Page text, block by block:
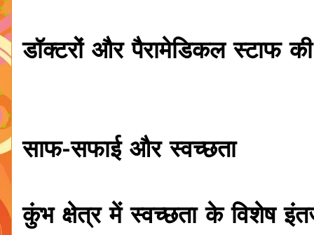
डॉक्टरों और पैरामेडिकल स्टाफ
साफ-सफाई और स्वच्छता
कुंभ क्षेत्र में स्वच्छता के विशेष